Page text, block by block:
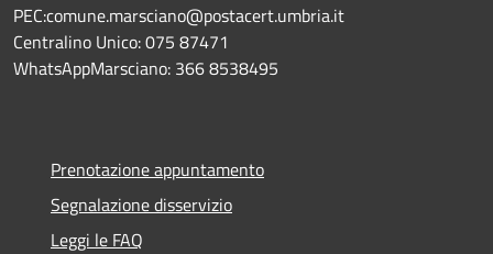
PEC:comune.marsciano@postacert.umbria.it
Centralino Unico: 075 87471
WhatsAppMarsciano: 366 8538495
Prenotazione appuntamento
Segnalazione disservizio
Leggi le FAQ